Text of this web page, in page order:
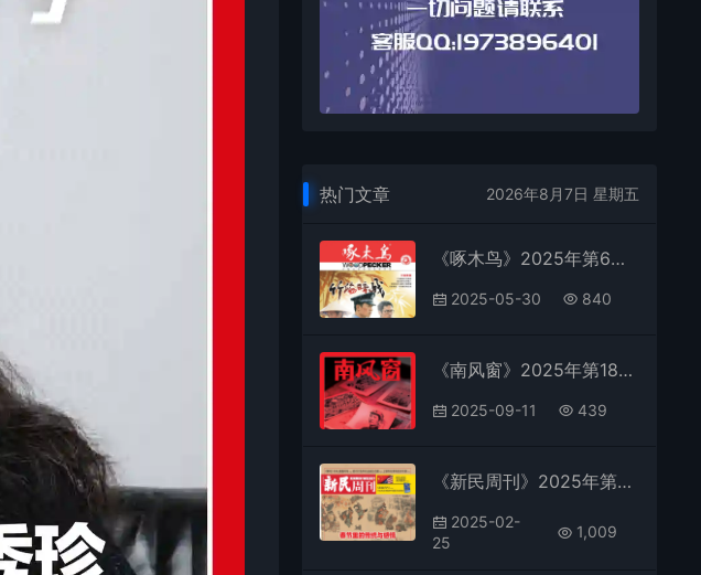
热门文章 2026年8月7日 星期五
《啄木鸟》2025年第6期全彩精校PDF杂志下载
2025-05-30 840
《南风窗》2025年第18期全彩精校PDF杂志下载
2025-09-11 439
《新民周刊》2025年第4期全彩精校PDF杂志下载
2025-02-
25
1,009